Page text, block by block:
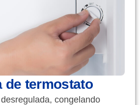
de termostato
congelando